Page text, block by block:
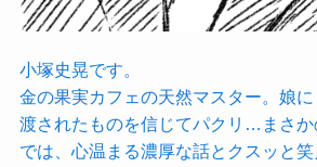
小塚史晃です。
金の果実カフェの天然マスター。娘
渡されたものを信じてパクリ…まさか
では、心温まる濃厚な話とクスッと